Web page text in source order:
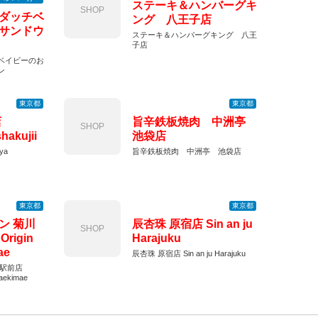
ッチベ
ンドウ
イビーのお
SHOP
ステーキ＆ハンバーグキ
ング 八王子店
ステーキ＆ハンバーグキング 八王
子店
東京都
SHOP
東京都
旨辛鉄板焼肉 中洲亭
池袋店
旨辛鉄板焼肉 中洲亭 池袋店
東京都
菊川
前店
SHOP
東京都
辰杏珠 原宿店 Sin an ju
Harajuku
辰杏珠 原宿店 Sin an ju Harajuku